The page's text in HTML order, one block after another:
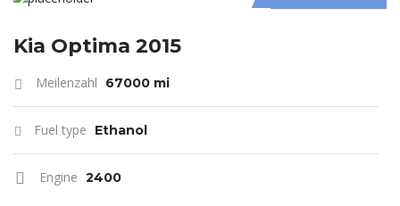
Kia Optima 2015
Meilenzahl 67000 mi
Fuel type Ethanol
Engine 2400